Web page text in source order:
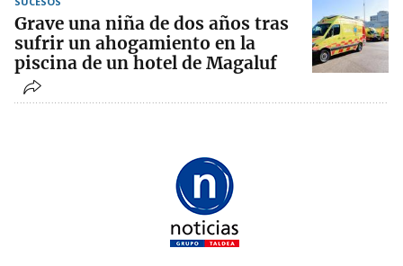
Grave una niña de dos años tras
sufrir un ahogamiento en la
piscina de un hotel de Magaluf